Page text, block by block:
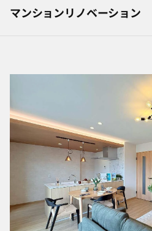
マンションリノベーション